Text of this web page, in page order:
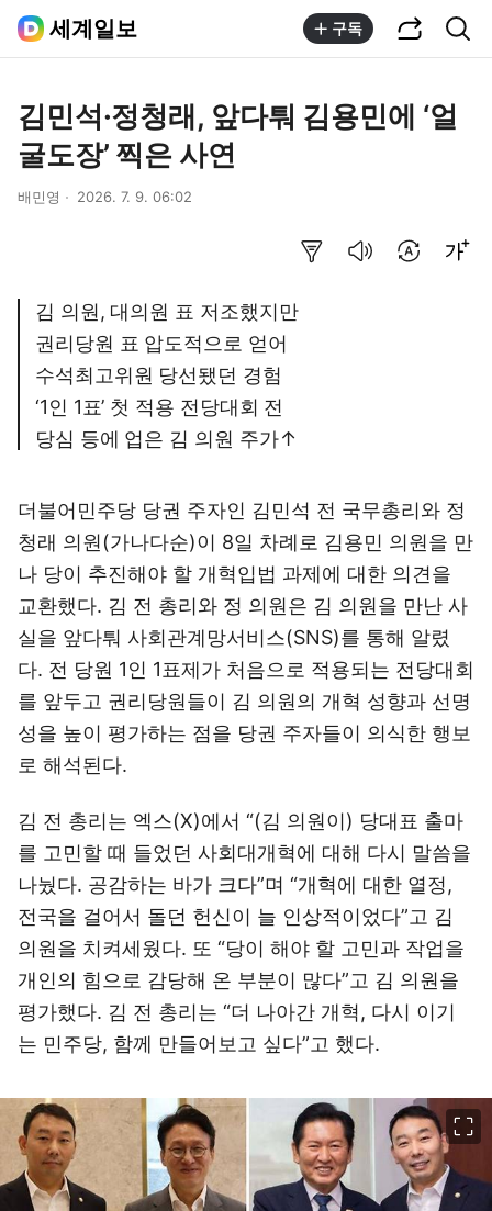
세계일보 구독
김민석·정청래, 앞다퉈 김용민에 ‘얼
굴도장’ 찍은 사연
배민영 2026. 7. 9. 06:02
김 의원, 대의원 표 저조했지만
권리당원 표 압도적으로 얻어
수석최고위원 당선됐던 경험
‘1인 1표’ 첫 적용 전당대회 전
당심 등에 업은 김 의원 주가↑
더불어민주당 당권 주자인 김민석 전 국무총리와 정
청래 의원(가나다순)이 8일 차례로 김용민 의원을 만
나 당이 추진해야 할 개혁입법 과제에 대한 의견을
교환했다. 김 전 총리와 정 의원은 김 의원을 만난 사
실을 앞다퉈 사회관계망서비스(SNS)를 통해 알렸
다. 전 당원 1인 1표제가 처음으로 적용되는 전당대회
를 앞두고 권리당원들이 김 의원의 개혁 성향과 선명
성을 높이 평가하는 점을 당권 주자들이 의식한 행보
로 해석된다.
김 전 총리는 엑스(X)에서 “(김 의원이) 당대표 출마
를 고민할 때 들었던 사회대개혁에 대해 다시 말씀을
나눴다. 공감하는 바가 크다”며 “개혁에 대한 열정,
전국을 걸어서 돌던 헌신이 늘 인상적이었다”고 김
의원을 치켜세웠다. 또 “당이 해야 할 고민과 작업을
개인의 힘으로 감당해 온 부분이 많다”고 김 의원을
평가했다. 김 전 총리는 “더 나아간 개혁, 다시 이기
는 민주당, 함께 만들어보고 싶다”고 했다.